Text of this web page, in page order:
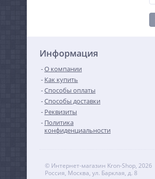
Информация
О компании
Как купить
Способы оплаты
Способы доставки
Реквизиты
Политика
конфиденциальности
© Интернет-магазин Kron-Shop, 2026
Россия, Москва, ул. Барклая, д. 8